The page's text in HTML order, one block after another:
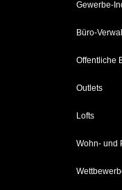
Gewerbe-
Öffentliche
Outlets
Lofts
Wohn- und
Büro-